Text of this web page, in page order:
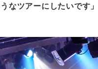
なツアーにしたいです」